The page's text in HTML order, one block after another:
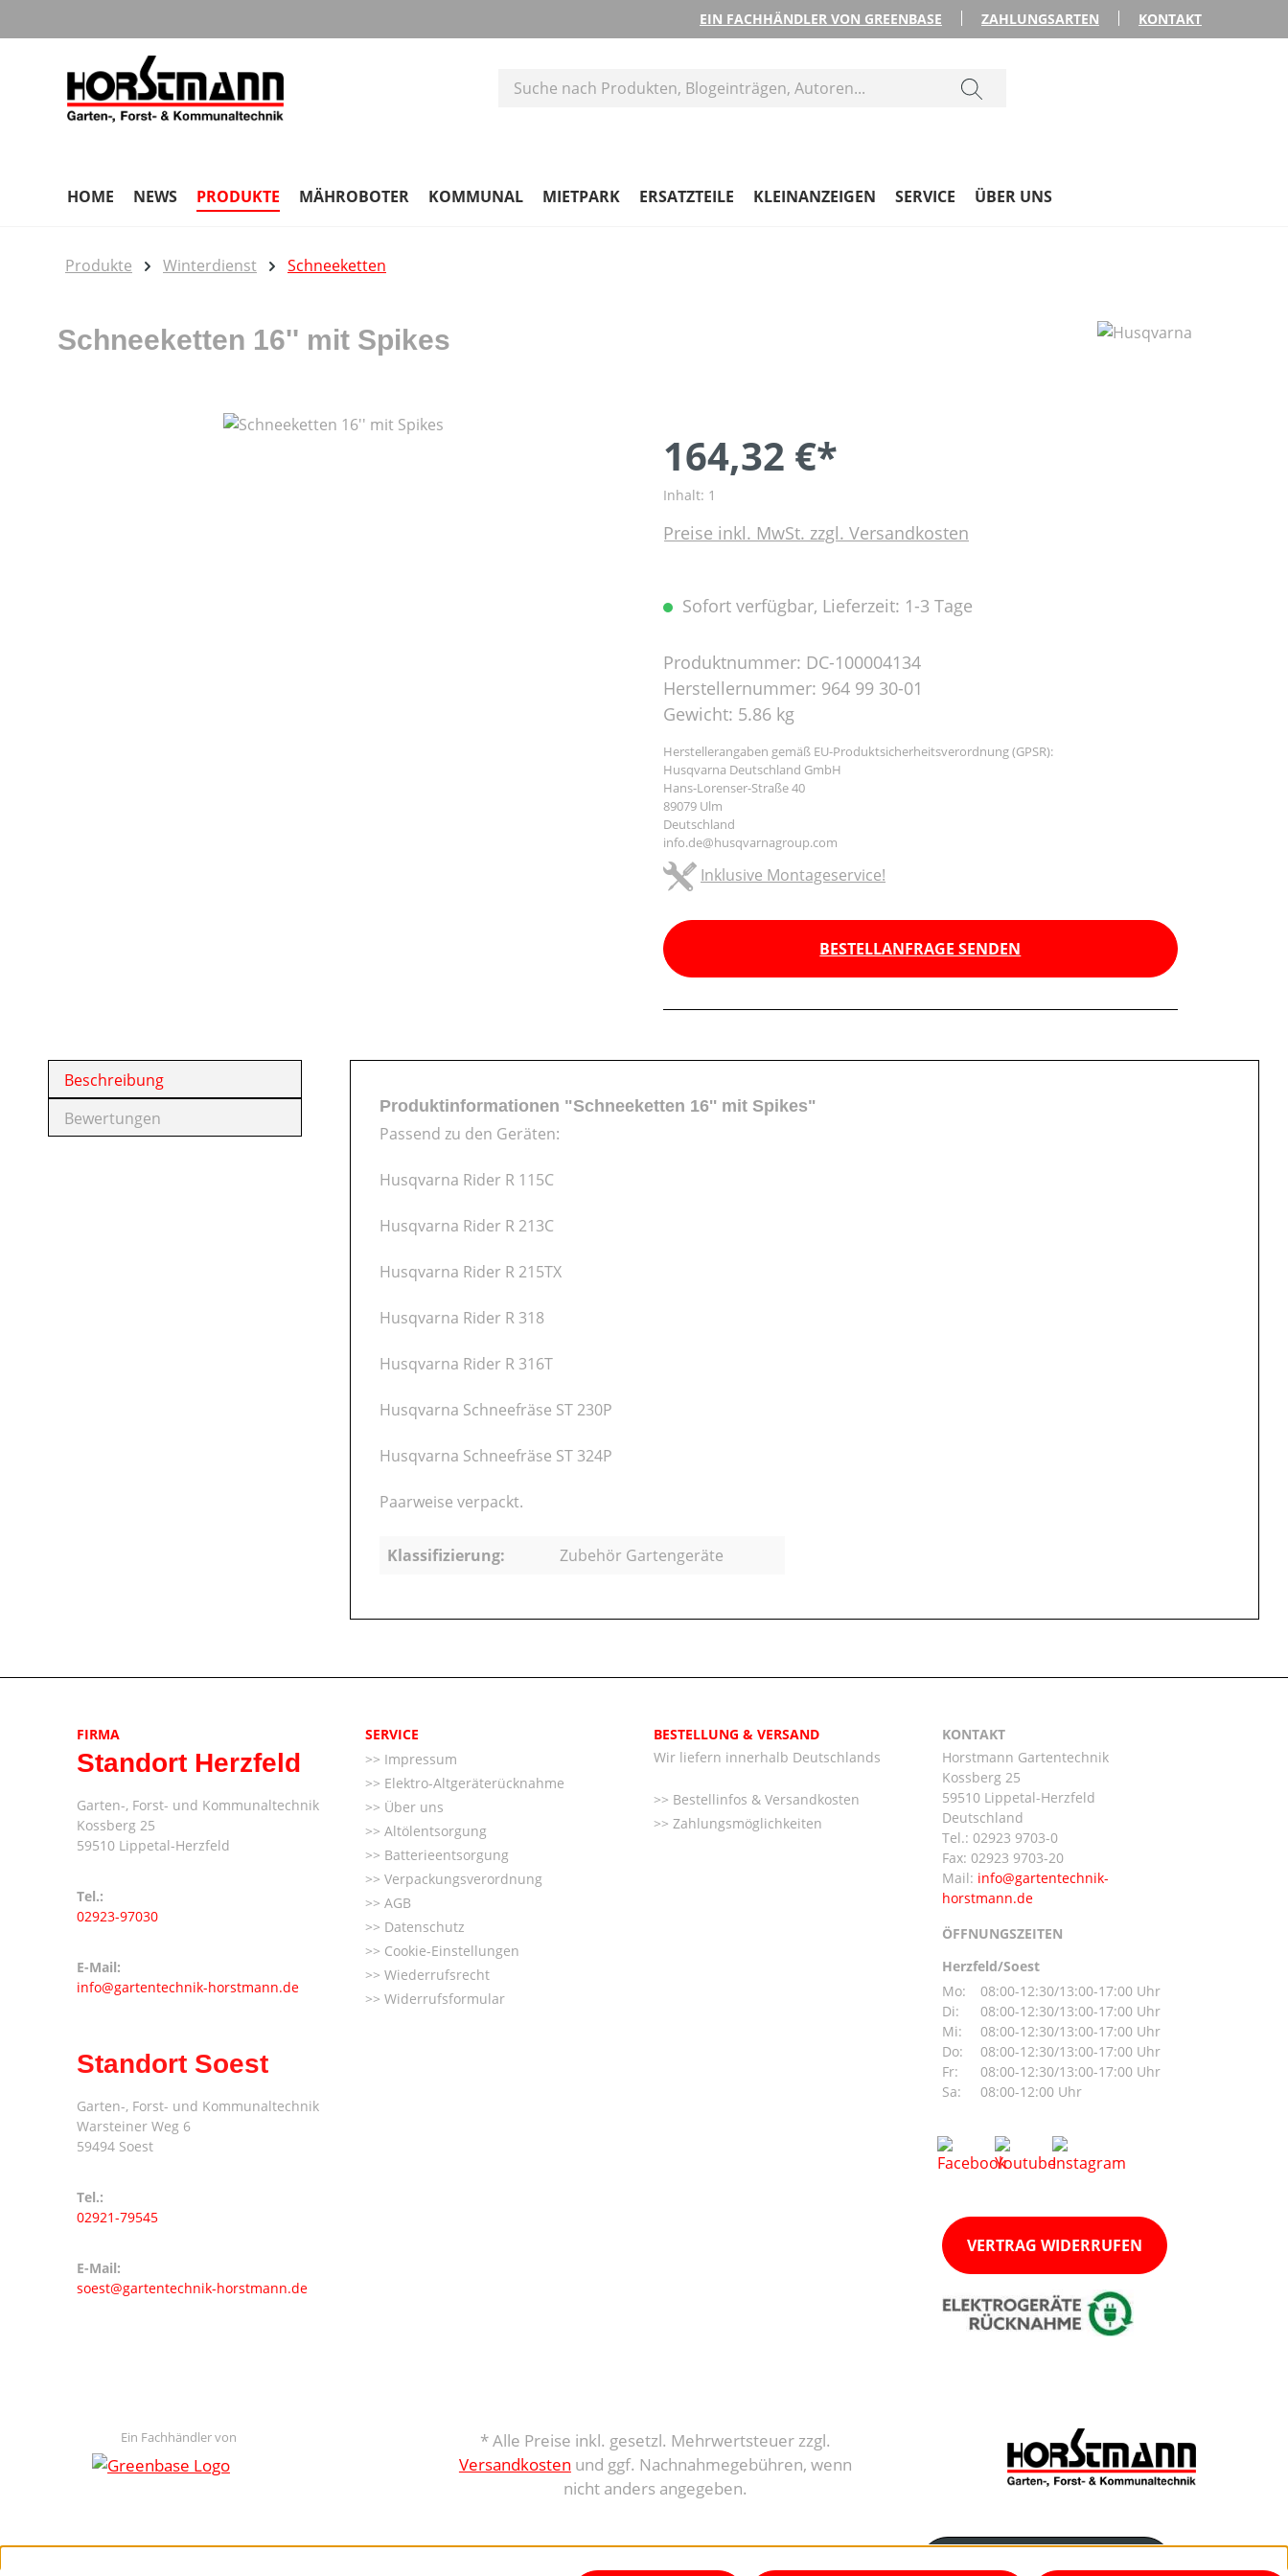
EIN FACHHÄNDLER VON GREENBASE ZAHLUNGSARTEN KONTAKT
HOME NEWS PRODUKTE MÄHROBOTER KOMMUNAL MIETPARK ERSATZTEILE KLEINANZEIGEN SERVICE ÜBER UNS
Produkte Winterdienst Schneeketten
Schneeketten 16'' mit Spikes
Bildergalerie überspringen
164,32 €*
Inhalt: 1
Preise inkl. MwSt. zzgl. Versandkosten
Sofort verfügbar, Lieferzeit: 1-3 Tage
Produktnummer: DC-100004134
Herstellernummer: 964 99 30-01
Gewicht: 5.86 kg
Herstellerangaben gemäß EU-Produktsicherheitsverordnung (GPSR):
Husqvarna Deutschland GmbH
Hans-Lorenser-Straße 40
89079 Ulm
Deutschland
info.de@husqvarnagroup.com
Inklusive Montageservice!
BESTELLANFRAGE SENDEN
Beschreibung
Bewertungen
Produktinformationen "Schneeketten 16'' mit Spikes"
Passend zu den Geräten:
Husqvarna Rider R 115C
Husqvarna Rider R 213C
Husqvarna Rider R 215TX
Husqvarna Rider R 318
Husqvarna Rider R 316T
Husqvarna Schneefräse ST 230P
Husqvarna Schneefräse ST 324P
Paarweise verpackt.
Klassifizierung: Zubehör Gartengeräte
FIRMA
Standort Herzfeld
Garten-, Forst- und Kommunaltechnik
Kossberg 25
59510 Lippetal-Herzfeld
Tel.:
02923-97030
E-Mail:
info@gartentechnik-horstmann.de
Standort Soest
Garten-, Forst- und Kommunaltechnik
Warsteiner Weg 6
59494 Soest
Tel.:
02921-79545
E-Mail:
soest@gartentechnik-horstmann.de
SERVICE
Impressum
Elektro-Altgeräterücknahme
Über uns
Altölentsorgung
Batterieentsorgung
Verpackungsverordnung
AGB
Datenschutz
Cookie-Einstellungen
Wiederrufsrecht
Widerrufsformular
BESTELLUNG & VERSAND
Wir liefern innerhalb Deutschlands
Bestellinfos & Versandkosten
Zahlungsmöglichkeiten
KONTAKT
Horstmann Gartentechnik
Kossberg 25
59510 Lippetal-Herzfeld
Deutschland
Tel.: 02923 9703-0
Fax: 02923 9703-20
Mail:
ÖFFNUNGSZEITEN
Herzfeld/Soest
Mo:
08:00-12:30/13:00-17:00 Uhr
Di:
08:00-12:30/13:00-17:00 Uhr
Mi:
08:00-12:30/13:00-17:00 Uhr
Do:
08:00-12:30/13:00-17:00 Uhr
Fr:
08:00-12:30/13:00-17:00 Uhr
Sa:
08:00-12:00 Uhr
VERTRAG WIDERRUFEN
Ein Fachhändler von
* Alle Preise inkl. gesetzl. Mehrwertsteuer zzgl.
Versandkosten und ggf. Nachnahmegebühren, wenn
nicht anders angegeben.